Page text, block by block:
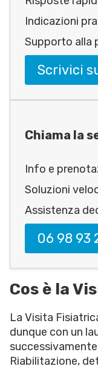
Indicazioni
Supporto alla
Scrivici
Chiama la
Info e
Soluzioni
Assistenza
06 98 93
Cos è la
La Visita
dunque con un
Riabilitazione,